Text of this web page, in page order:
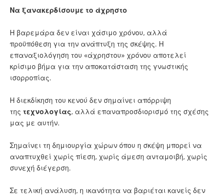
Να ξανακερδίσουμε το άχρηστο
Η βαρεμάρα δεν είναι χάσιμο χρόνου, αλλά
προϋπόθεση για την ανάπτυξη της σκέψης. Η
επαναξιολόγηση του «άχρηστου» χρόνου αποτελεί
κρίσιμο βήμα για την αποκατάσταση της γνωστικής
ισορροπίας.
Η διεκδίκηση του κενού δεν σημαίνει απόρριψη
της τεχνολογίας, αλλά επαναπροσδιορισμό της σχέσης
μας με αυτήν.
Σημαίνει τη δημιουργία χώρων όπου η σκέψη μπορεί να
αναπτυχθεί χωρίς πίεση, χωρίς άμεση ανταμοιβή, χωρίς
συνεχή διέγερση.
Σε τελική ανάλυση, η ικανότητα να βαριέται κανείς δεν